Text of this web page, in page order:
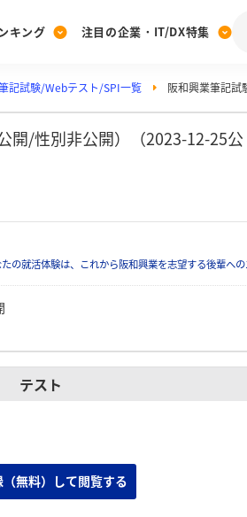
[27卒] 本選考体験記投稿キャン
キング
みんなのDX企業就職ブランド調査
注目の企業・IT/DX特集
注目の企業特集
研究
記試験/Webテスト/SPI一覧 阪和興業筆記試
開/性別非公開）（2023-12-25公
の就活体験は、これから阪和興業を志望する後輩への
テスト
無料）して閲覧する